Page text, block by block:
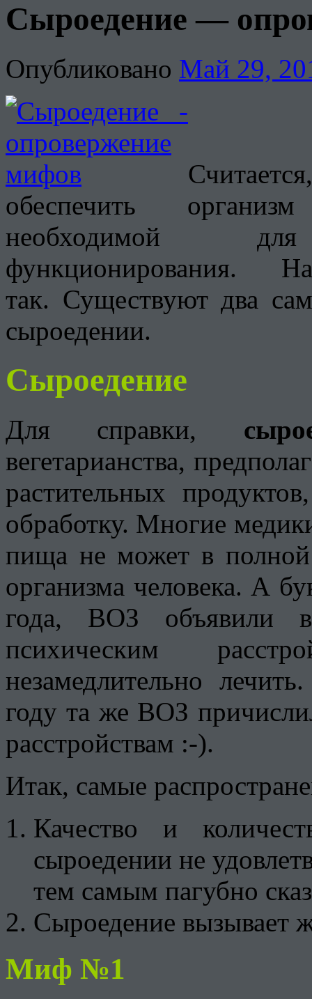
Сыроедение —
Опубликовано Май 29,
обеспечить
необходимой
так. Существуют два
сыроедении.
Сыроедение
Для справки,
вегетарианства,
растительных
обработку. Многие
пища не может в полной
организма человека. А
года, ВОЗ объявили
психическим
незамедлительно
году та же ВОЗ
расстройствам :-).
Итак, самые
Качество и
сыроедении не
тем самым пагубно
Сыроедение вызывает
Миф №1